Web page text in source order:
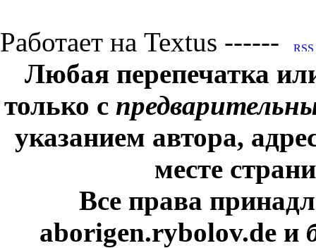
Работает на Textus ------
Любая перепечатка
только с
указанием автора,
месте
Все права
aborigen.rybolov.de и